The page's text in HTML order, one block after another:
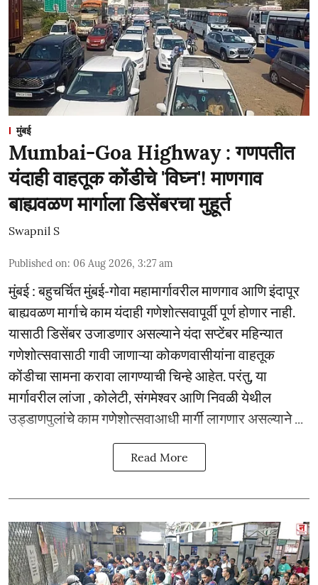
मुंबई
Mumbai-Goa Highway : गणपतीत
यंदाही वाहतूक कोंडीचे 'विघ्न'! माणगाव
बाह्यवळण मार्गाला डिसेंबरचा मुहूर्त
Swapnil S
Published on: 06 Aug 2026, 3:27 am
मुंबई : बहुचर्चित मुंबई-गोवा महामार्गावरील माणगाव आणि इंदापूर
बाह्यवळण मार्गाचे काम यंदाही गणेशोत्सवापूर्वी पूर्ण होणार नाही.
यासाठी डिसेंबर उजाडणार असल्याने यंदा सप्टेंबर महिन्यात
गणेशोत्सवासाठी गावी जाणाऱ्या कोकणवासीयांना वाहतूक
कोंडीचा सामना करावा लागण्याची चिन्हे आहेत. परंतु, या
मार्गावरील लांजा , कोलेटी, संगमेश्वर आणि निवळी येथील
उड्डाणपुलांचे काम गणेशोत्सवाआधी मार्गी लागणार असल्याने ...
Read More